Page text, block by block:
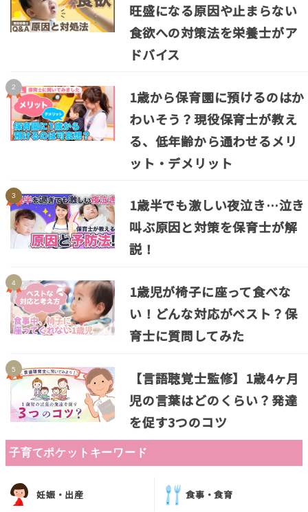
旺盛になる原因や止まらない
食欲への対策法を栄養士がア
ドバイス
1歳から保育園に預けるのはか
わいそう？現役保育士が教え
る、低年齢から通わせるメリ
ット・デメリット
1歳半でも激しい夜泣き…泣き
叫ぶ原因と対策を保育士が解
説！
1歳児が椅子に座って食べな
い！どんな対応がベスト？保
育士に質問してみた
【言語聴覚士監修】1歳4ヶ月
児の言葉はどのくらい？発達
を促す3つのコツ
子育てポケットキーワード
妊娠・出産 食事・食育